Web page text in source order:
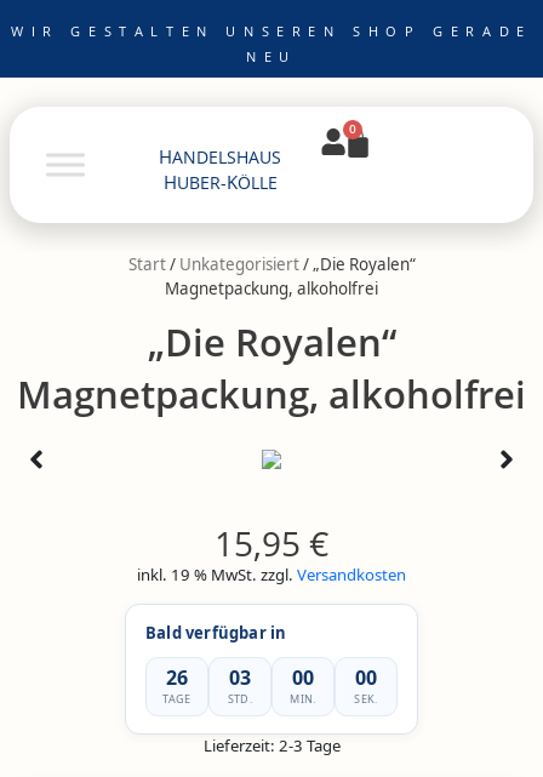
Inhalt
WIR GESTALTEN UNSEREN SHOP GERADE
NEU
HANDELSHAUS
HUBER-KÖLLE
0
Warenkorb
Start/ Unkategorisiert/ „Die Royalen“
Magnetpackung, alkoholfrei
„Die Royalen“
Magnetpackung, alkoholfrei
15,95 €
inkl. 19 % MwSt. zzgl. Versandkosten
Bald verfügbar in
26
TAGE
02
STD.
59
MIN.
59
SEK.
Lieferzeit: 2-3 Tage